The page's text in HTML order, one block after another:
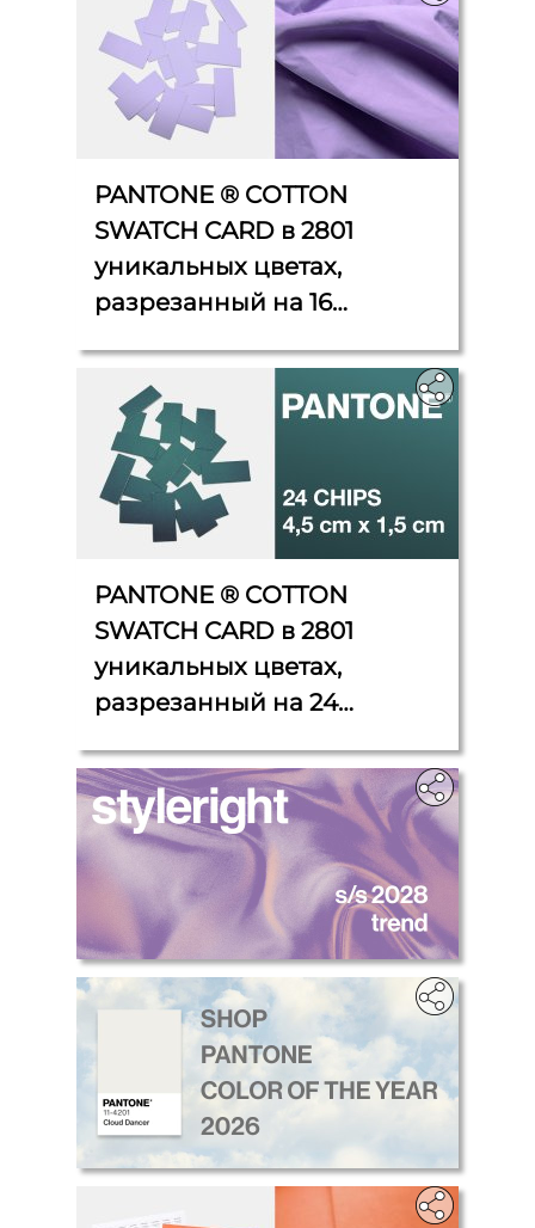
PANTONE ® COTTON
SWATCH CARD в 2801
уникальных цветах,
разрезанный на 16
PANTONE ® COTTON
SWATCH CARD в 2801
уникальных цветах,
разрезанный на 24
каждый 4,5 см x 1,5 см.
.